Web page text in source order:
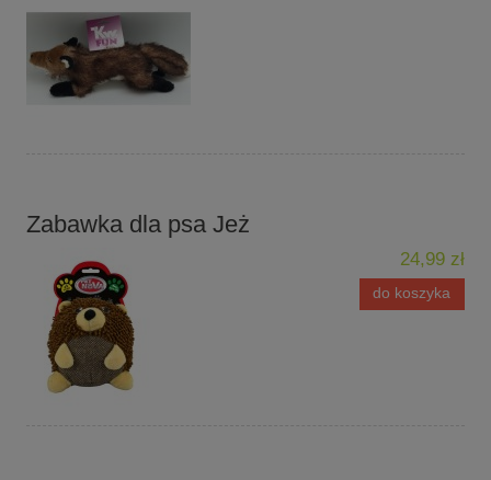
Zabawka dla psa Jeż
24,99 zł
do koszyka